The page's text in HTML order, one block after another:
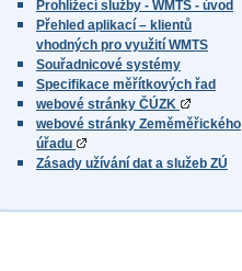
Prohlížecí služby - WMTS - úvod
Přehled aplikací – klientů
vhodných pro využití WMTS
Souřadnicové systémy
Specifikace měřítkových řad
webové stránky ČÚZK
webové stránky Zeměměřického
úřadu
Zásady užívání dat a služeb ZÚ